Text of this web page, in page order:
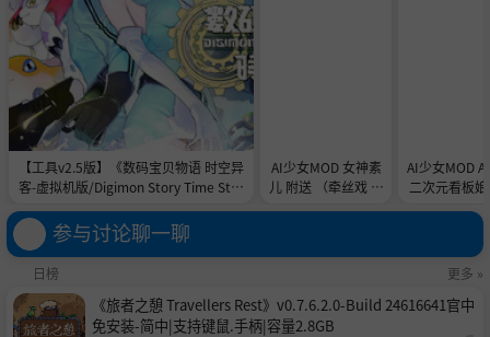
【工具v2.5版】《数码宝贝物语 时空异
客-虚拟机版/Digimon Story Time Stra
官中免安装-简中31.1GB
AI少女MOD 女神素
儿 附送 （牵丝戏 舞
AI少女MOD A
二次元看板
参与讨论聊一聊
日榜 更多 »
《旅者之憩 Travellers Rest》v0.7.6.2.0-Build 24616641官中
免安装-简中|支持键鼠.手柄|容量2.8GB